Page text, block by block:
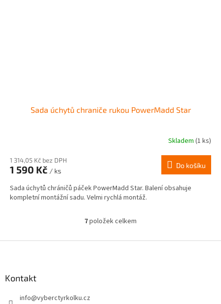
Sada úchytů chraniče rukou PowerMadd Star
Skladem (1 ks)
1 314,05 Kč bez DPH
1 590 Kč / ks
Do košíku
Sada úchytů chráničů páček PowerMadd Star. Balení obsahuje
kompletní montážní sadu. Velmi rychlá montáž.
O
l
7položek celkem
Kontakt
info@vyberctyrkolku.cz